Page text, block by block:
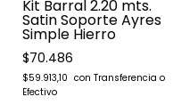
Kit Barral 2.20 mts.
Satin Soporte Ayres
Simple Hierro
$70.486
$59.913,10